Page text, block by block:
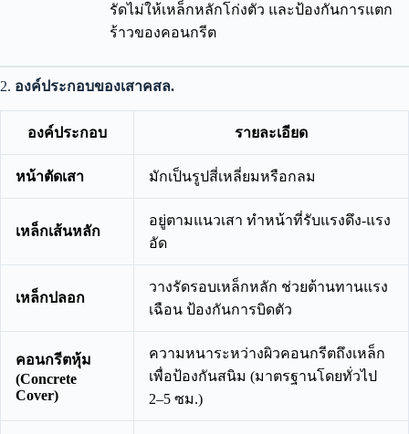
รัดไม่ให้เหล็กหลักโก่งตัว และป้องกันการแตก
ร้าวของคอนกรีต
2. องค์ประกอบของเสาคสล.
องค์ประกอบ รายละเอียด
หน้าตัดเสา มักเป็นรูปสี่เหลี่ยมหรือกลม
เหล็กเส้นหลัก
อยู่ตามแนวเสา ทำหน้าที่รับแรงดึง-แรง
อัด
เหล็กปลอก
วางรัดรอบเหล็กหลัก ช่วยต้านทานแรง
เฉือน ป้องกันการบิดตัว
คอนกรีตหุ้ม
(Concrete
Cover)
ความหนาระหว่างผิวคอนกรีตถึงเหล็ก
เพื่อป้องกันสนิม (มาตรฐานโดยทั่วไป
2–5 ซม.)